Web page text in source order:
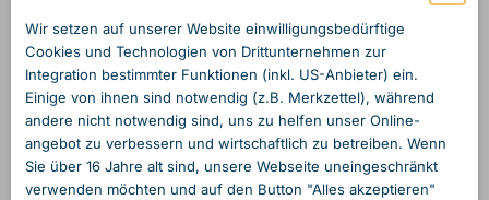
Wir setzen auf unserer Website einwilligungs­bedürftige
Cookies und Technologien von Dritt­unternehmen zur
Integration bestimmter Funktionen (inkl. US-Anbieter) ein.
Einige von ihnen sind notwendig (z.B. Merkzettel), während
andere nicht notwendig sind, uns zu helfen unser Online­
angebot zu verbessern und wirtschaftlich zu betreiben. Wenn
Sie über 16 Jahre alt sind, unsere Webseite unein­geschränkt
verwenden möchten und auf den Button "Alles akzeptieren"